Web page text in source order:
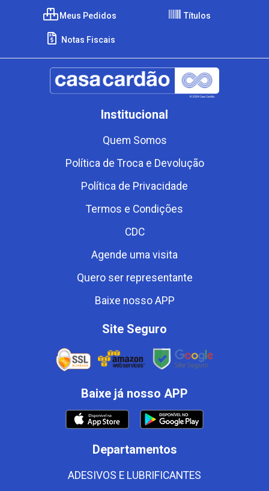
Meus Pedidos Títulos
Notas Fiscais
Institucional
Quem Somos
Política de Troca e Devolução
Política de Privacidade
Termos e Condições
CDC
Agende uma visita
Quero ser representante
Baixe nosso APP
Site Seguro
Baixe já nosso APP
Departamentos
ADESIVOS E LUBRIFICANTES